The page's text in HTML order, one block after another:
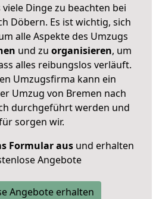
Dinge zu beachten bei
Döbern. Es ist wichtig, sich
alle Aspekte des Umzugs
und zu organisieren, um
alles reibungslos verläuft.
Umzugsfirma kann ein
Umzug von Bremen nach
durchgeführt werden und
sorgen wir.
Formular ausund erhalten
Angebote
Angebote erhalten